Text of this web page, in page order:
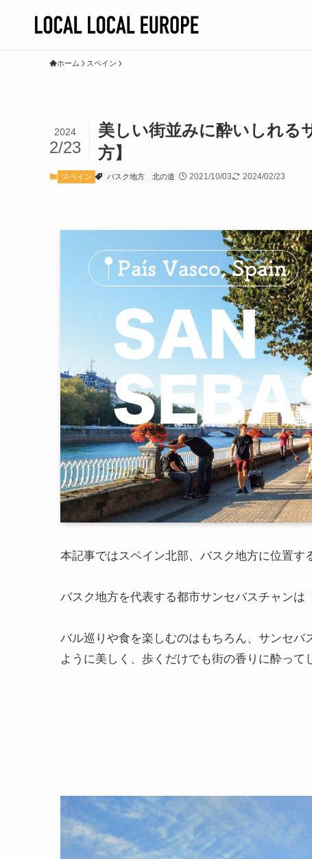
ホーム スペイン
美しい街並みに酔いしれる
方】
2024
2/23
スペイン バスク地方 北の道 2021/10/03 2024/02/23
本記事ではスペイン北部、バスク地方に位置す
バスク地方を代表する都市サンセバスチャンは
バル巡りや食を楽しむのはもちろん、サンセ
ように美しく、歩くだけでも街の香りに酔って